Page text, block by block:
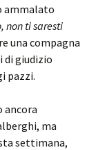
ammalato
non ti saresti
una compagna
di giudizio
pazzi.
ancora
ma
settimana,